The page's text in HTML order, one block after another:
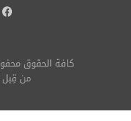
من قِبل